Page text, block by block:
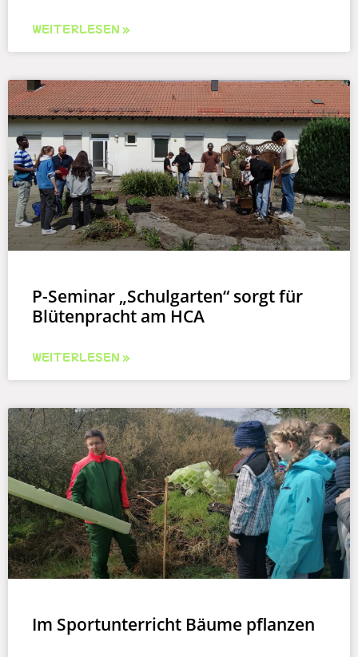
WEITERLESEN »
P-Seminar „Schulgarten“ sorgt für
Blütenpracht am HCA
WEITERLESEN »
Im Sportunterricht Bäume pflanzen